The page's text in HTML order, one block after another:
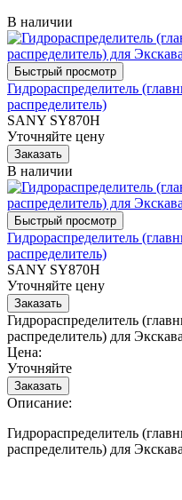
В наличии
Гидрораспределитель
распределитель)
SANY SY870H
Уточняйте цену
В наличии
Гидрораспределитель
распределитель)
SANY SY870H
Уточняйте цену
Гидрораспределитель
распределитель) для
Цена:
Уточняйте
Описание:
Гидрораспределитель
распределитель) для